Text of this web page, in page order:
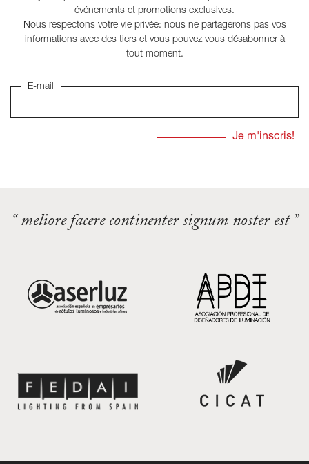
événements et promotions exclusives.
Nous respectons votre vie privée: nous ne partagerons pas vos
informations avec des tiers et vous pouvez vous désabonner à
tout moment.
E-mail
“ meliore facere continenter signum noster est ”